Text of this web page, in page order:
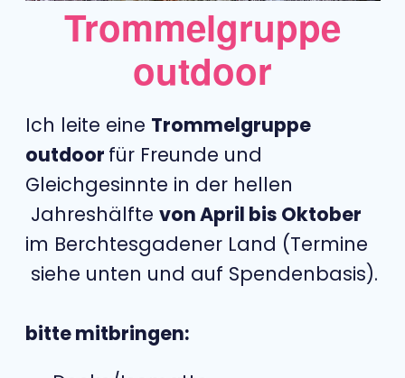
Trommelgruppe
outdoor
Ich leite eine Trommelgruppe
outdoor für Freunde und
Gleichgesinnte in der hellen
Jahreshälfte von April bis Oktober
im Berchtesgadener Land (Termine
siehe unten und auf Spendenbasis).
bitte mitbringen: